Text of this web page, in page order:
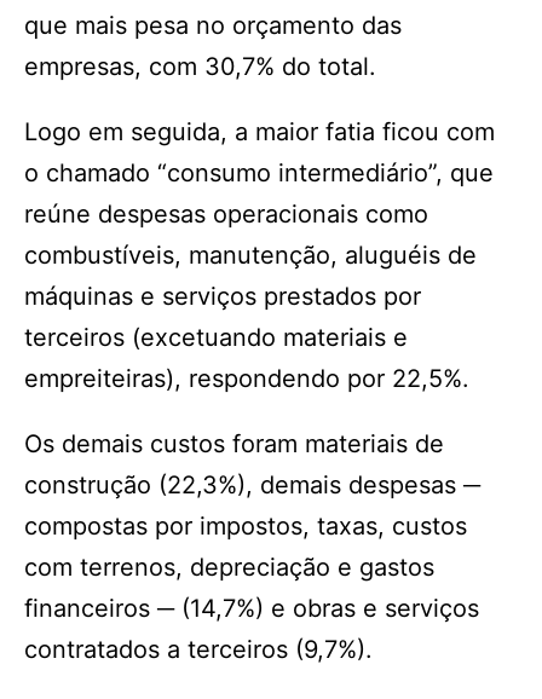
que mais pesa no orçamento das
empresas, com 30,7% do total.
Logo em seguida, a maior fatia ficou com
o chamado “consumo intermediário”, que
reúne despesas operacionais como
combustíveis, manutenção, aluguéis de
máquinas e serviços prestados por
terceiros (excetuando materiais e
empreiteiras), respondendo por 22,5%.
Os demais custos foram materiais de
construção (22,3%), demais despesas ─
compostas por impostos, taxas, custos
com terrenos, depreciação e gastos
financeiros ─ (14,7%) e obras e serviços
contratados a terceiros (9,7%).